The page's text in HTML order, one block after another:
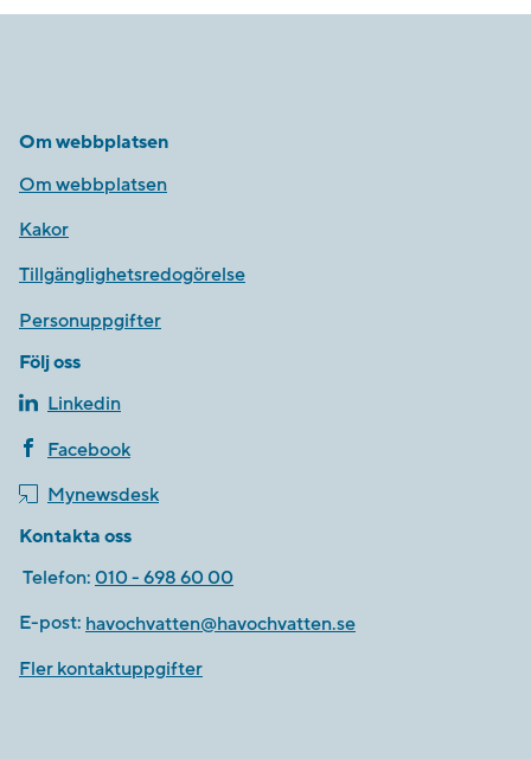
Om webbplatsen
Om webbplatsen
Kakor
Tillgänglighetsredogörelse
Personuppgifter
Följ oss
Linkedin
Facebook
Mynewsdesk
Kontakta oss
Telefon: 010 - 698 60 00
E-post: havochvatten@havochvatten.se
Fler kontaktuppgifter